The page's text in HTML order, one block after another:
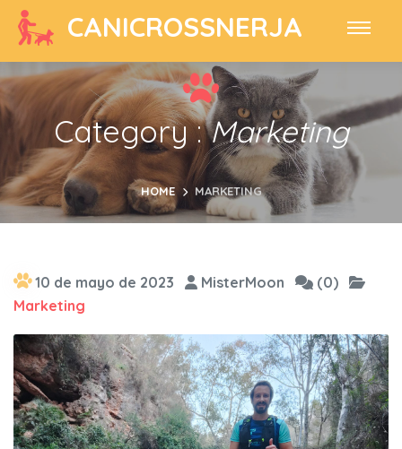
CANICROSSNERJA
Category :Marketing
HOME MARKETING
10 de mayo de 2023 MisterMoon
(0)
Marketing